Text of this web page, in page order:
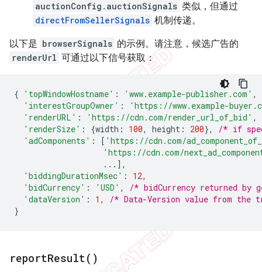
auctionConfig.auctionSignals 类似，但通过
directFromSellerSignals 机制传递。
以下是 browserSignals 的示例。请注意，候选广告的
renderUrl 可通过以下信号获取：
{ 'topWindowHostname' : 'www.example-publisher.com' ,
'interestGroupOwner' :
'https://www.example-
'renderURL' : 'https://cdn.com/render_url_of_bid' ,
'renderSize' : {width : 100, height : 200},
/* if
'adComponents' : [ 'https://cdn.com/
'https://cdn.com/
...],
'biddingDurationMsec' : 12,
'bidCurrency' : 'USD' ,
/* bidCurrency returned
'dataVersion' : 1 ,
/* Data-Version value from the
}
reportResult( )